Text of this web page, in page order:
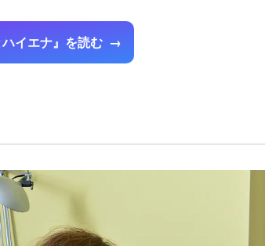
イエナ』を読む